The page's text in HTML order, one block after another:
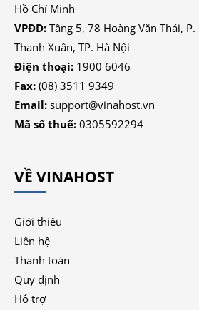
Hồ Chí Minh
VPĐD: Tầng 5, 78 Hoàng Văn Thái,
Thanh Xuân, TP. Hà Nội
Điện thoại: 1900 6046
Fax: (08) 3511 9349
Email: support@vinahost.vn
Mã số thuế: 0305592294
VỀ VINAHOST
Giới thiệu
Liên hệ
Thanh toán
Quy định
Hỗ trợ